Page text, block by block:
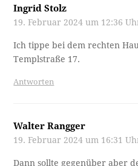
Ingrid Stolz
19. Februar 2024 um 12:36
Ich tippe bei dem rechten
Templstraße 17.
Antworten
Walter Rangger
19. Februar 2024 um 16:31
Dann sollte gegenüber aber